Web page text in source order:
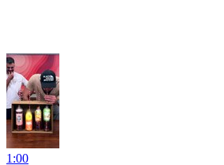
1:00